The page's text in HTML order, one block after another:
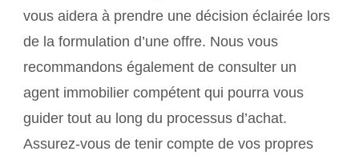
vous aidera à prendre une décision éclairée lors
de la formulation d’une offre. Nous vous
recommandons également de consulter un
agent immobilier compétent qui pourra vous
guider tout au long du processus d’achat.
Assurez-vous de tenir compte de vos propres